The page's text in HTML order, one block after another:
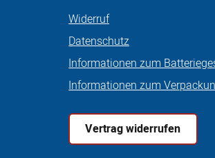
Widerruf
Datenschutz
Informationen zum
Informationen zum
Vertrag widerrufen